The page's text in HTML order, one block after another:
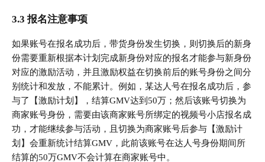
3.3 报名注意事项
如果账号在报名成功后，带货身份发生切换，则切换后的新身
份需要重新根据本计划完成新身份对应的报名才能参与新身份
对应的激励活动，并且激励权益在切换前后的账号身份之间分
别统计和发放，不能累计。例如，某达人号在报名成功后，参
与了【激励计划】，结算GMV达到50万；然后该账号切换为
商家账号身份，需要由该商家账号所绑定的视频号小店报名成
功，才能继续参与活动，且切换为商家账号后参与【激励计
划】会重新统计结算GMV，此前该账号在达人号身份期间所
结算的50万GMV不会计算在商家账号中。